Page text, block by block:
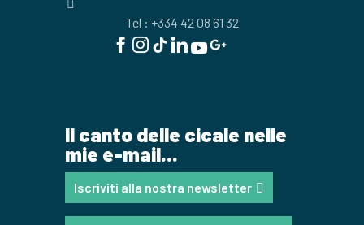
Tel : +334 42 08 61 32
Il canto delle cicale nelle
mie e-mail...
Iscriviti alla nostra newsletter